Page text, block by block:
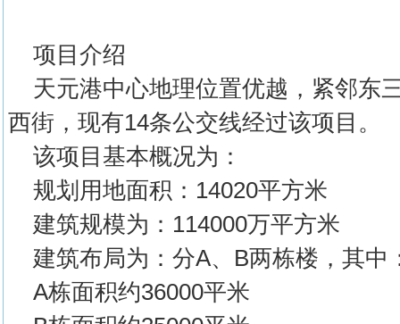
项目介绍
天元港中心地理位置优越，紧邻东
西街，现有14条公交线经过该项目。
该项目基本概况为：
规划用地面积：14020平方米
建筑规模为：114000万平方米
建筑布局为：分A、B两栋楼，其中
A栋面积约36000平米